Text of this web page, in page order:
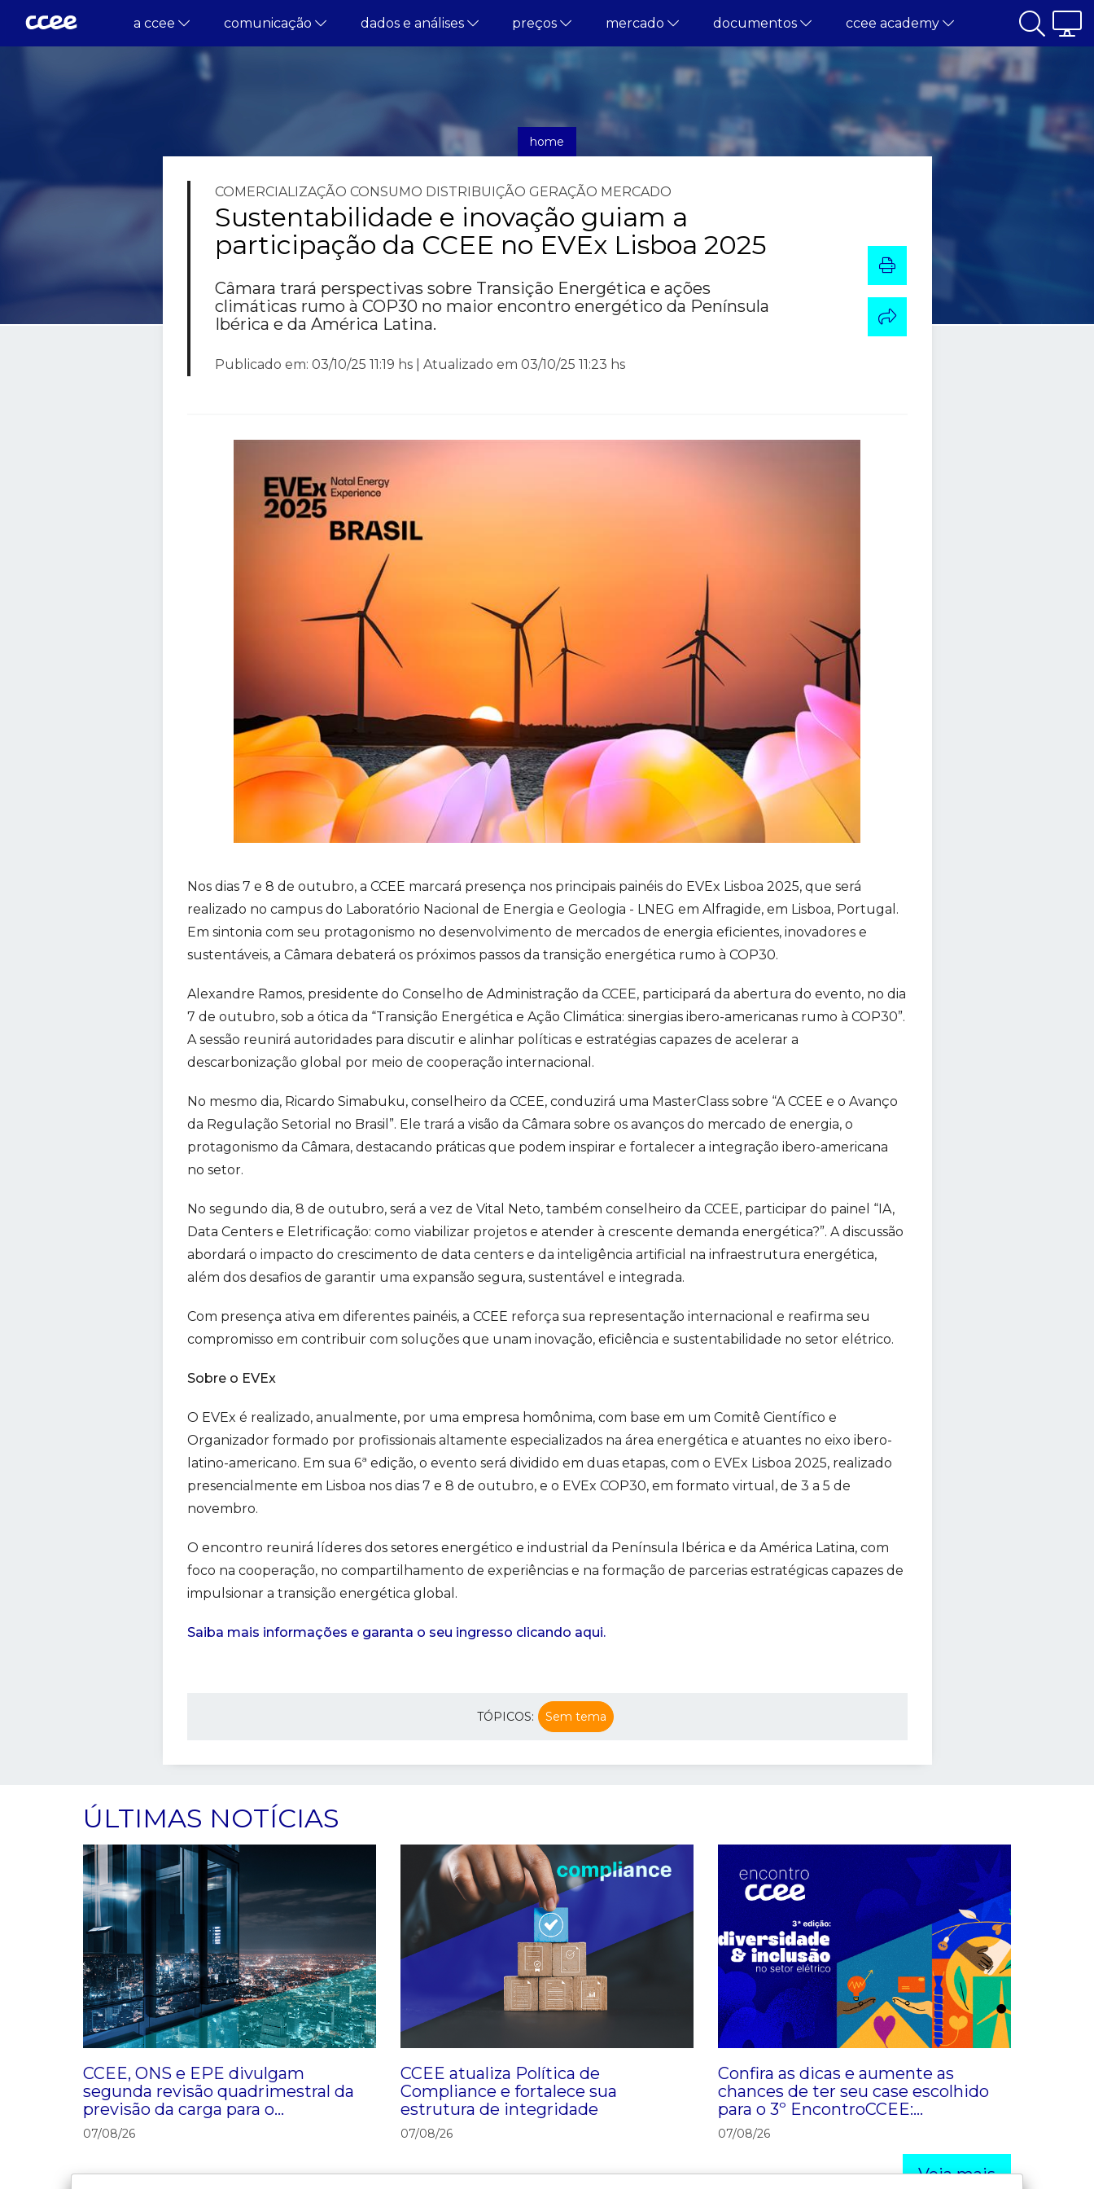
a ccee comunicação dados e análises preços mercado documentos ccee academy
home
notícias
COMERCIALIZAÇÃO CONSUMO DISTRIBUIÇÃO GERAÇÃO MERCADO
Sustentabilidade e inovação guiam a
participação da CCEE no EVEx Lisboa 2025
Câmara trará perspectivas sobre Transição Energética e ações
climáticas rumo à COP30 no maior encontro energético da Península
Ibérica e da América Latina.
Publicado em: 03/10/25 11:19 hs | Atualizado em 03/10/25 11:23 hs
Nos dias 7 e 8 de outubro, a CCEE marcará presença nos principais painéis do EVEx Lisboa 2025, que será
realizado no campus do Laboratório Nacional de Energia e Geologia - LNEG em Alfragide, em Lisboa, Portugal.
Em sintonia com seu protagonismo no desenvolvimento de mercados de energia eficientes, inovadores e
sustentáveis, a Câmara debaterá os próximos passos da transição energética rumo à COP30.
Alexandre Ramos, presidente do Conselho de Administração da CCEE, participará da abertura do evento, no dia
7 de outubro, sob a ótica da “Transição Energética e Ação Climática: sinergias ibero-americanas rumo à COP30”.
A sessão reunirá autoridades para discutir e alinhar políticas e estratégias capazes de acelerar a
descarbonização global por meio de cooperação internacional.
No mesmo dia, Ricardo Simabuku, conselheiro da CCEE, conduzirá uma MasterClass sobre “A CCEE e o Avanço
da Regulação Setorial no Brasil”. Ele trará a visão da Câmara sobre os avanços do mercado de energia, o
protagonismo da Câmara, destacando práticas que podem inspirar e fortalecer a integração ibero-americana
no setor.
No segundo dia, 8 de outubro, será a vez de Vital Neto, também conselheiro da CCEE, participar do painel “IA,
Data Centers e Eletrificação: como viabilizar projetos e atender à crescente demanda energética?”. A discussão
abordará o impacto do crescimento de data centers e da inteligência artificial na infraestrutura energética,
além dos desafios de garantir uma expansão segura, sustentável e integrada.
Com presença ativa em diferentes painéis, a CCEE reforça sua representação internacional e reafirma seu
compromisso em contribuir com soluções que unam inovação, eficiência e sustentabilidade no setor elétrico.
Sobre o EVEx
O EVEx é realizado, anualmente, por uma empresa homônima, com base em um Comitê Científico e
Organizador formado por profissionais altamente especializados na área energética e atuantes no eixo ibero-
latino-americano. Em sua 6ª edição, o evento será dividido em duas etapas, com o EVEx Lisboa 2025, realizado
presencialmente em Lisboa nos dias 7 e 8 de outubro, e o EVEx COP30, em formato virtual, de 3 a 5 de
novembro.
O encontro reunirá líderes dos setores energético e industrial da Península Ibérica e da América Latina, com
foco na cooperação, no compartilhamento de experiências e na formação de parcerias estratégicas capazes de
impulsionar a transição energética global.
Saiba mais informações e garanta o seu ingresso clicando aqui.
TÓPICOS: Sem tema
ÚLTIMAS NOTÍCIAS
CCEE, ONS e EPE divulgam
segunda revisão quadrimestral da
previsão da carga para o
planejamento de 2026-2030
07/08/26
CCEE atualiza Política de
Compliance e fortalece sua
estrutura de integridade
07/08/26
Confira as dicas e aumente as
chances de ter seu case escolhido
para o 3º EncontroCCEE:
Diversidade & Inclusão
07/08/26
Veja mais